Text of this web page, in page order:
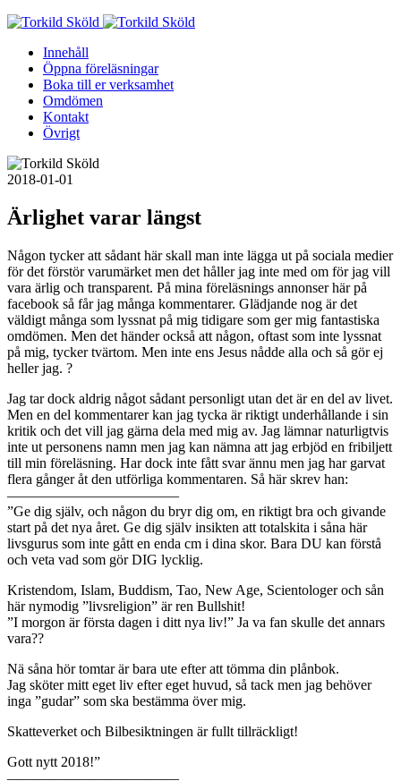
Skip
contentInnehåll
Öppna föreläsningar
Boka till er verksamhet
Omdömen
Kontakt
Övrigt
2018-01-01
Ärlighet varar längst
Någon tycker att sådant här skall man inte lägga ut på sociala medier
för det förstör varumärket men det håller jag inte med om för jag vill
vara ärlig och transparent. På mina föreläsnings annonser här på
facebook så får jag många kommentarer. Glädjande nog är det
väldigt många som lyssnat på mig tidigare som ger mig fantastiska
omdömen. Men det händer också att någon, oftast som inte lyssnat
på mig, tycker tvärtom. Men inte ens Jesus nådde alla och så gör ej
heller jag. ?
Jag tar dock aldrig något sådant personligt utan det är en del av livet.
Men en del kommentarer kan jag tycka är riktigt underhållande i sin
kritik och det vill jag gärna dela med mig av. Jag lämnar naturligtvis
inte ut personens namn men jag kan nämna att jag erbjöd en fribiljett
till min föreläsning. Har dock inte fått svar ännu men jag har garvat
flera gånger åt den utförliga kommentaren. Så här skrev han:
————————————
”Ge dig själv, och någon du bryr dig om, en riktigt bra och givande
start på det nya året. Ge dig själv insikten att totalskita i såna här
livsgurus som inte gått en enda cm i dina skor. Bara DU kan förstå
och veta vad som gör DIG lycklig.
Kristendom, Islam, Buddism, Tao, New Age, Scientologer och sån
här nymodig ”livsreligion” är ren Bullshit!
”I morgon är första dagen i ditt nya liv!” Ja va fan skulle det annars
vara??
Nä såna hör tomtar är bara ute efter att tömma din plånbok.
Jag sköter mitt eget liv efter eget huvud, så tack men jag behöver
inga ”gudar” som ska bestämma över mig.
Skatteverket och Bilbesiktningen är fullt tillräckligt!
Gott nytt 2018!”
————————————